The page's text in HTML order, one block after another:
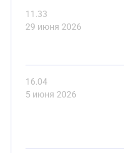
11.33
29 июня 2026
16.04
5 июня 2026